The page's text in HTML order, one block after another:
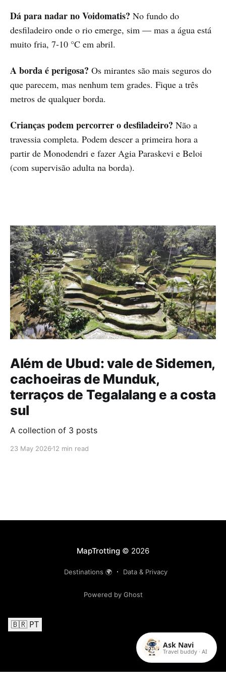
Dá para nadar no Voidomatis? No fundo do
desfiladeiro onde o rio emerge, sim — mas a água está
muito fria, 7-10 °C em abril.
A borda é perigosa? Os mirantes são mais seguros do
que parecem, mas nenhum tem grades. Fique a três
metros de qualquer borda.
Crianças podem percorrer o desfiladeiro? Não a
travessia completa. Podem descer a primeira hora a
partir de Monodendri e fazer Agia Paraskevi e Beloi
(com supervisão adulta na borda).
Além de Ubud: vale de Sidemen,
cachoeiras de Munduk,
terraços de Tegalalang e a costa
sul
A collection of 3 posts
23 May 2026 12 min read
MapTrotting© 2026
Destinations 🌍 Data & Privacy
Powered by Ghost
Ask Navi
Travel buddy · AI
🇧🇷 PT